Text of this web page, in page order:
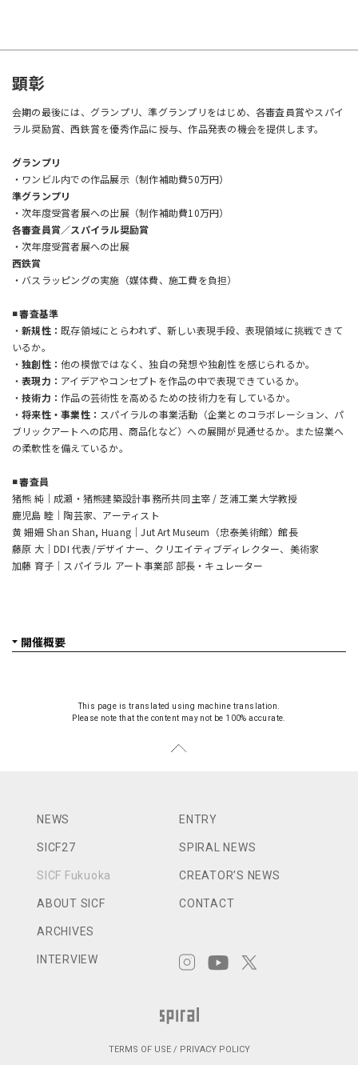
顕彰
会期の最後には、グランプリ、準グランプリをはじめ、各審査員賞やスパイ
ラル奨励賞、西鉄賞を優秀作品に授与、作品発表の機会を提供します。
グランプリ
・ワンビル内での作品展示（制作補助費50万円）
準グランプリ
・次年度受賞者展への出展（制作補助費10万円）
各審査員賞／スパイラル奨励賞
・次年度受賞者展への出展
西鉄賞
・バスラッピングの実施（媒体費、施工費を負担）
◾️ 審査基準
・新規性：既存領域にとらわれず、新しい表現手段、表現領域に挑戦できて
いるか。
・独創性：他の模倣ではなく、独自の発想や独創性を感じられるか。
・表現力： アイデアやコンセプトを作品の中で表現できているか。
・技術力：作品の芸術性を高めるための技術力を有しているか。
・将来性・事業性： スパイラルの事業活動（企業とのコラボレーション、パ
ブリックアートへの応用、商品化など）への展開が見通せるか。また協業へ
の柔軟性を備えているか。
◾️ 審査員
猪熊 純｜成瀬・猪熊建築設計事務所共同主宰 / 芝浦工業大学教授
鹿児島 睦｜陶芸家、アーティスト
黄 姍姍 Shan Shan, Huang｜Jut Art Museum（忠泰美術館）館長
藤原 大｜DDI 代表/デザイナー、クリエイティブディレクター、美術家
加藤 育子｜スパイラル アート事業部 部長・キュレーター
This page is translated using machine translation.
Please note that the content may not be 100% accurate.
NEWS
SICF27
SICF Fukuoka
ABOUT SICF
ARCHIVES
INTERVIEW
ENTRY
SPIRAL NEWS
CREATOR’S NEWS
CONTACT
TERMS OF USE / PRIVACY POLICY